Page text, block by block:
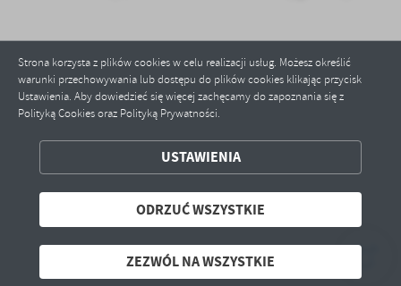
Strona korzysta z plików cookies w celu realizacji usług. Możesz określić
warunki przechowywania lub dostępu do plików cookies klikając przycisk
Ustawienia. Aby dowiedzieć się więcej zachęcamy do zapoznania się z
Polityką Cookies oraz Polityką Prywatności.
USTAWIENIA
ODRZUĆ WSZYSTKIE
ZEZWÓL NA WSZYSTKIE
ZAPISZ WYBRANE
ODRZUĆ WSZYSTKIE
ZEZWÓL NA WSZYSTKIE